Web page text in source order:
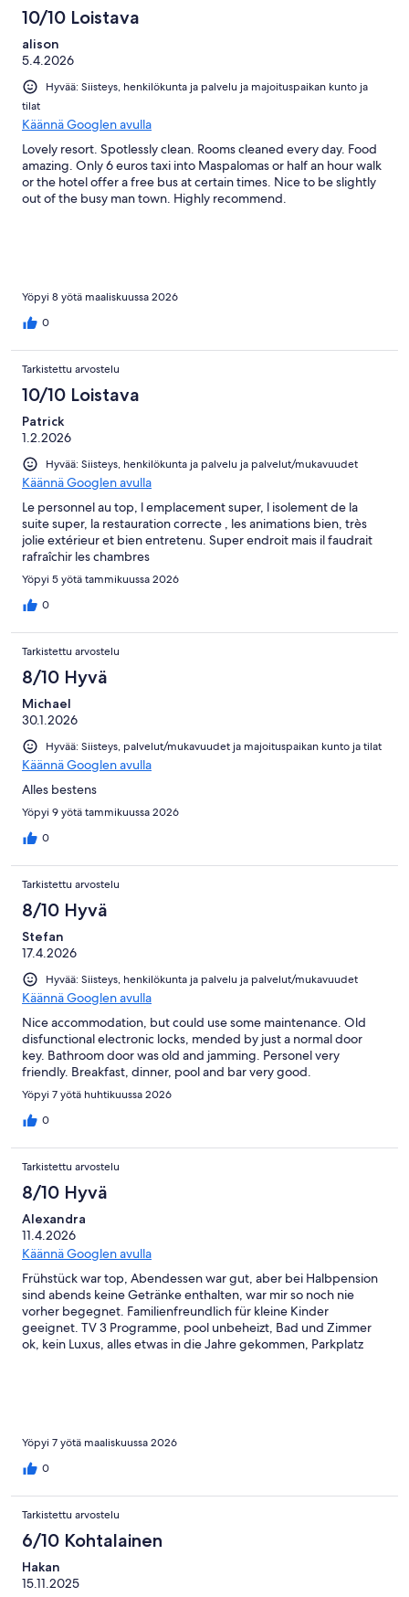
10/10 Loistava
alison
5.4.2026
Hyvää: Siisteys, henkilökunta ja palvelu ja majoituspaikan kunto ja
tilat
Käännä Googlen avulla
Lovely resort. Spotlessly clean. Rooms cleaned every day. Food
amazing. Only 6 euros taxi into Maspalomas or half an hour walk
or the hotel offer a free bus at certain times. Nice to be slightly
out of the busy man town. Highly recommend.
Yöpyi 8 yötä maaliskuussa 2026
0
Tarkistettu arvostelu
10/10 Loistava
Patrick
1.2.2026
Hyvää: Siisteys, henkilökunta ja palvelu ja palvelut/mukavuudet
Käännä Googlen avulla
Le personnel au top, l emplacement super, l isolement de la
suite super, la restauration correcte , les animations bien, très
jolie extérieur et bien entretenu. Super endroit mais il faudrait
rafraîchir les chambres
Yöpyi 5 yötä tammikuussa 2026
0
Tarkistettu arvostelu
8/10 Hyvä
Michael
30.1.2026
Hyvää: Siisteys, palvelut/mukavuudet ja majoituspaikan kunto ja tilat
Käännä Googlen avulla
Alles bestens
Yöpyi 9 yötä tammikuussa 2026
0
Tarkistettu arvostelu
8/10 Hyvä
Stefan
17.4.2026
Hyvää: Siisteys, henkilökunta ja palvelu ja palvelut/mukavuudet
Käännä Googlen avulla
Nice accommodation, but could use some maintenance. Old
disfunctional electronic locks, mended by just a normal door
key. Bathroom door was old and jamming. Personel very
friendly. Breakfast, dinner, pool and bar very good.
Yöpyi 7 yötä huhtikuussa 2026
0
Tarkistettu arvostelu
8/10 Hyvä
Alexandra
11.4.2026
Käännä Googlen avulla
Frühstück war top, Abendessen war gut, aber bei Halbpension
sind abends keine Getränke enthalten, war mir so noch nie
vorher begegnet. Familienfreundlich für kleine Kinder
geeignet. TV 3 Programme, pool unbeheizt, Bad und Zimmer
ok, kein Luxus, alles etwas in die Jahre gekommen, Parkplatz
Yöpyi 7 yötä maaliskuussa 2026
0
Tarkistettu arvostelu
6/10 Kohtalainen
Hakan
15.11.2025